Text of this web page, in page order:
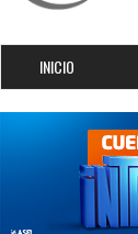
INICIO